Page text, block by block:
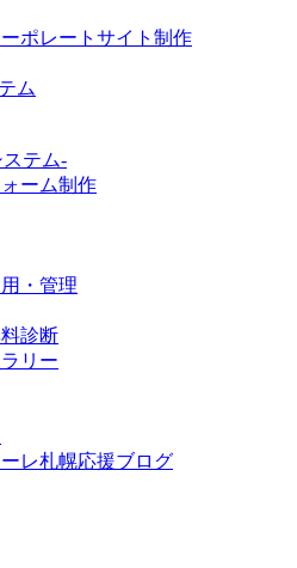
ポレートサイト制作
ム
ステム-
ーム制作
・管理
診断
リー
レ札幌応援ブログ